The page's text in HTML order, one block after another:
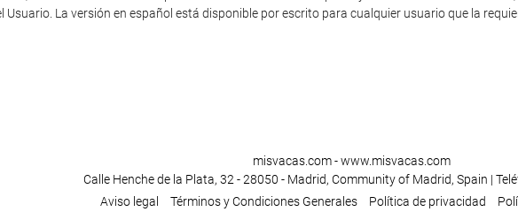
Usuario. La versión en español está disponible por escrito para cualquier usuario que la
misvacas.com - www.misvacas.com
Calle Henche de la Plata, 32 - 28050 - Madrid, Community of Madrid, Spain |
Aviso legal Términos y Condiciones Generales Política de privacidad